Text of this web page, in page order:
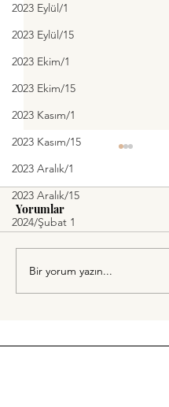
2023 Eylül/1
2023 Eylül/15
2023 Ekim/1
2023 Ekim/15
2023 Kasım/1
2023 Kasım/15
2023 Aralık/1
2023 Aralık/15
2024/Şubat 1
Mutluluğa Hasretle
Yorumlar
Bir yorum yazın...